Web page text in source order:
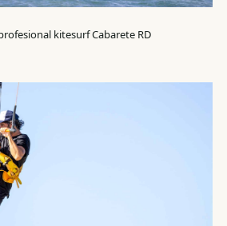
kitesurf Cabarete RD